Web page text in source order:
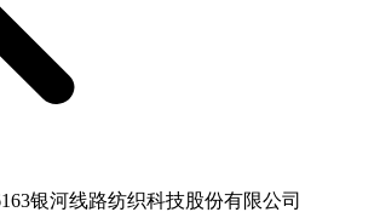
银河线路纺织科技股份有限公司